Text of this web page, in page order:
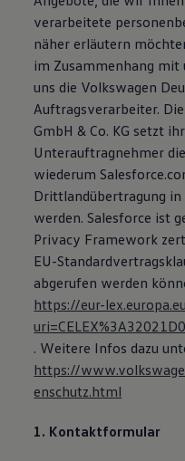
Magazin
Lifestyle
Transport
Familie
Pannen- und
Volkswagen
verarbeitete
näher erläutern
im Zusammenhang
uns die Volkswagen
Auftragsverarbeiter.
GmbH & Co. KG setzt
Unterauftragnehmer
wiederum
Drittlandübertragung in
werden. Salesforce ist
Privacy Framework
EU-
abgerufen werden
https://eur-
. Weitere Infos dazu
https://
enschutz.html
1. Kontaktformular